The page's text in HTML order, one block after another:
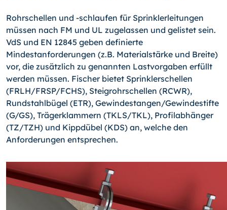
Rohrschellen und -schlaufen für Sprinklerleitungen
müssen nach FM und UL zugelassen und gelistet sein.
VdS und EN 12845 geben definierte
Mindestanforderungen (z.B. Materialstärke und Breite)
vor, die zusätzlich zu genannten Lastvorgaben erfüllt
werden müssen. Fischer bietet Sprinklerschellen
(FRLH/FRSP/FCHS), Steigrohrschellen (RCWR),
Rundstahlbügel (ETR), Gewindestangen/Gewindestifte
(G/GS), Trägerklammern (TKLS/TKL), Profilabhänger
(TZ/TZH) und Kippdübel (KDS) an, welche den
Anforderungen entsprechen.